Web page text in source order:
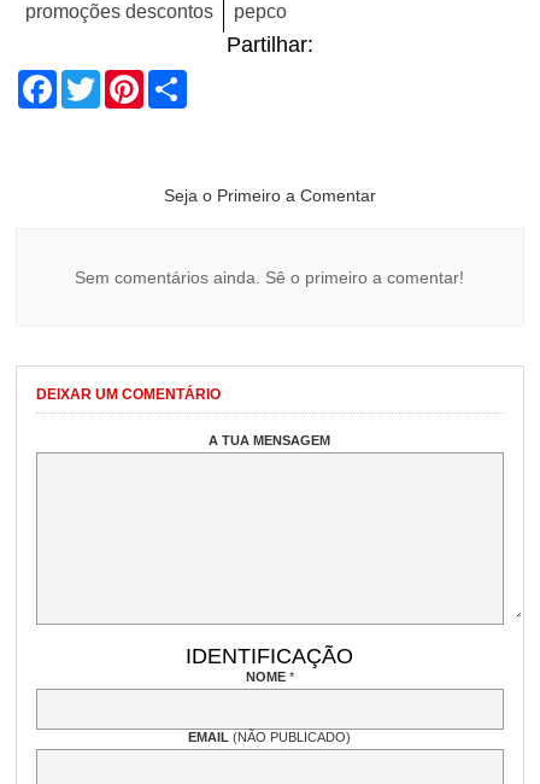
promoções descontos pepco
Partilhar:
Facebook
TwitterPinterest
Seja o Primeiro a Comentar
Sem comentários ainda. Sê o primeiro a comentar!
DEIXAR UM COMENTÁRIO
A TUA MENSAGEM
IDENTIFICAÇÃO
NOME *
EMAIL(NÃO PUBLICADO)